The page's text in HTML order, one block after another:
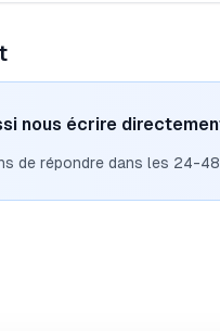
nous écrire
de répondre dans les 24-48